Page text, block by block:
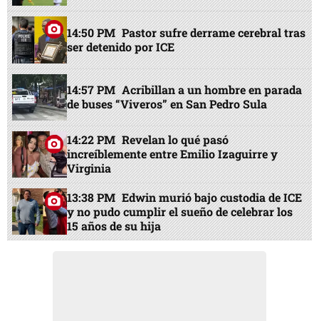
14:50 PM Pastor sufre derrame cerebral tras
ser detenido por ICE
14:57 PM Acribillan a un hombre en parada
de buses “Viveros” en San Pedro Sula
14:22 PM Revelan lo qué pasó
increíblemente entre Emilio Izaguirre y
Virginia
13:38 PM Edwin murió bajo custodia de ICE
y no pudo cumplir el sueño de celebrar los
15 años de su hija